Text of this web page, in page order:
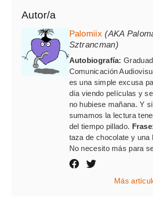
Autor/a
Palomiix (AKA
Sztrancman)
Autobiografía:
Comunicación
es una simple excusa
día viendo películas y
no hubiese mañana. Y
sumamos la lectura
del tiempo pillado.
taza de chocolate y una
No necesito más para
Más